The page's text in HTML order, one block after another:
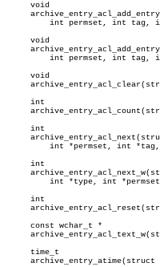
     void
     void
     void
     int
     int
     int
     int
     const wchar_t *
     time_t
archive_entry_atime(struct